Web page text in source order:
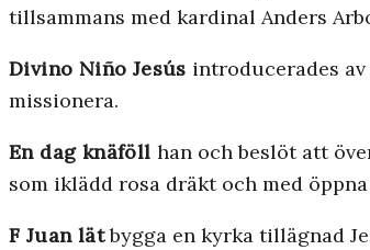
tillsammans med kardinal Anders
Divino Niño Jesús introducerades
missionera.
En dag knäföll han och beslöt att
som iklädd rosa dräkt och med
F Juan lätbygga en kyrka tillägnad